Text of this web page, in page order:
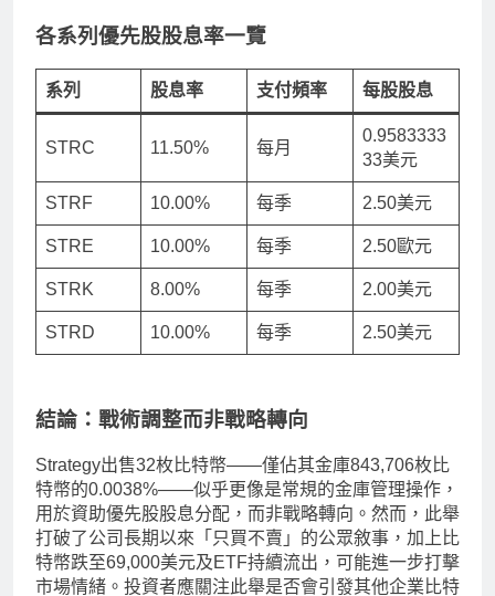
各系列優先股股息率一覽
系列 股息率 支付頻率 每股股息
STRC 11.50% 每月
0.9583333
33美元
STRF 10.00% 每季 2.50美元
STRE 10.00% 每季 2.50歐元
STRK 8.00% 每季 2.00美元
STRD 10.00% 每季 2.50美元
結論：戰術調整而非戰略轉向
Strategy出售32枚比特幣——僅佔其金庫843,706枚比
特幣的0.0038%——似乎更像是常規的金庫管理操作，
用於資助優先股股息分配，而非戰略轉向。然而，此舉
打破了公司長期以來「只買不賣」的公眾敘事，加上比
特幣跌至69,000美元及ETF持續流出，可能進一步打擊
市場情緒。投資者應關注此舉是否會引發其他企業比特